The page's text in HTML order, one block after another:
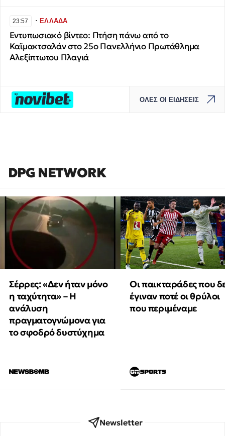
23:57 ∙ΕΛΛΑΔΑ
​Εντυπωσιακό βίντεο: Πτήση πάνω από το
Καϊμακτσαλάν στο 25ο Πανελλήνιο Πρωτάθλημα
Αλεξίπτωτου Πλαγιά
ΟΛΕΣ ΟΙ ΕΙΔΗΣΕΙΣ
DPG NETWORK
Σέρρες: «Δεν ήταν μόνο
η ταχύτητα» – Η
ανάλυση
πραγματογνώμονα για
το σφοδρό δυστύχημα
Οι παικταράδες που
έγιναν ποτέ οι θρύλοι
που περιμέναμε
Newsletter